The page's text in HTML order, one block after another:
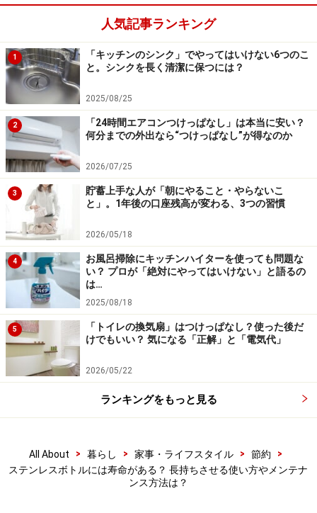
ボトルもパッキンも洗ったら完全に乾かしてください。
中が濡れたままだとサビなどが発生し、ボトルの破損に
つながります。
▼茶渋や汚れが染み付いたとき
ボトルの本体内部やふた、パッキンなどに茶渋や変色な
どの汚れが見られる場合は、酸素系漂白剤を使います。
ボトル本体内部の場合はボトル自体に酸素系漂白剤とお
湯を入れて、パッキンなどのパーツの場合はプラスチッ
ク容器などにお湯と酸素系漂白剤を入れて、約30分漬け
おきしてください。
酸素系漂白剤の分量は、使っている製品の取扱説明書に
従ってください。また、酸素系漂白剤を入れたときは決
してふたをしない
漬けおき後はよく水洗いした後に、しっかりと乾燥させ
ます。
▼水滴の跡などがついたとき
洗い方、乾燥の仕方によっては水滴の跡がついたり、ザ
ラザラとした状態になったりすることがあります。これ
ステンレスボトルのメーカー「サーモス」によると、こ
人気記事ランキング
1
「キッチンのシンク」でやってはいけない6つのこ
と。シンクを長く清潔に保つには？
2025/08/25
2
「24時間エアコンつけっぱなし」は本当に安い？
何分までの外出なら“つけっぱなし”が得なのか
2026/07/25
3
貯蓄上手な人が「朝にやること・やらないこ
と」。1年後の口座残高が変わる、3つの習慣
2026/05/18
4
お風呂掃除にキッチンハイターを使っても問題な
い？ プロが「絶対にやってはいけない」と語るの
は…
2025/08/18
5
「トイレの換気扇」はつけっぱなし？使った後だ
けでもいい？ 気になる「正解」と「電気代」
2026/05/22
ランキングをもっと見る
All About > 暮らし > 家事・ライフスタイル > 節約
>
ステンレスボトルには寿命がある？ 長持ちさせる使い方やメンテナ
ンス方法は？